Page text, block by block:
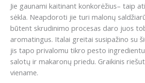
Jie gaunami kaitinant konkorėžius– taip
sėkla. Neapdoroti jie turi malonų
būtent skrudinimo procesas daro juos
aromatingus. Italai greitai susipažino su
jis tapo privalomu tikro pesto
salotų ir makaronų priedu. Graikinis
viename.